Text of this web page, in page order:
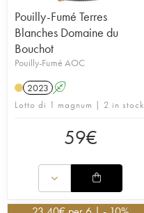
Pouilly-Fumé Terres
Blanches Domaine du
Bouchot
Pouilly-Fumé AOC
2023 A
Lotto di 1 magnum | 2 in stock
59€